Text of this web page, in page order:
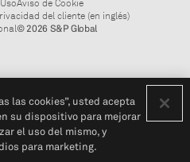
Aviso de Cookie
del cliente (en inglés)
© 2026 S&P Global
las cookies”, usted acepta
su dispositivo para mejorar
el uso del mismo, y
para marketing.